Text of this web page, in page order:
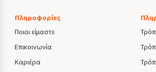
Πληροφορίες
Ποιοι είμαστε
Επικοινωνία
Καριέρα